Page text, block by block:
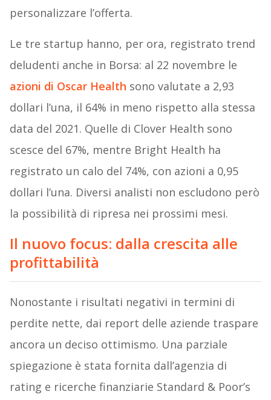
personalizzare l’offerta.
Le tre startup hanno, per ora, registrato trend
deludenti anche in Borsa: al 22 novembre le
azioni di Oscar Health sono valutate a 2,93
dollari l’una, il 64% in meno rispetto alla stessa
data del 2021. Quelle di Clover Health sono
scesce del 67%, mentre Bright Health ha
registrato un calo del 74%, con azioni a 0,95
dollari l’una. Diversi analisti non escludono però
la possibilità di ripresa nei prossimi mesi.
Il nuovo focus: dalla crescita alle
profittabilità
Nonostante i risultati negativi in termini di
perdite nette, dai report delle aziende traspare
ancora un deciso ottimismo. Una parziale
spiegazione è stata fornita dall’agenzia di
rating e ricerche finanziarie Standard & Poor’s